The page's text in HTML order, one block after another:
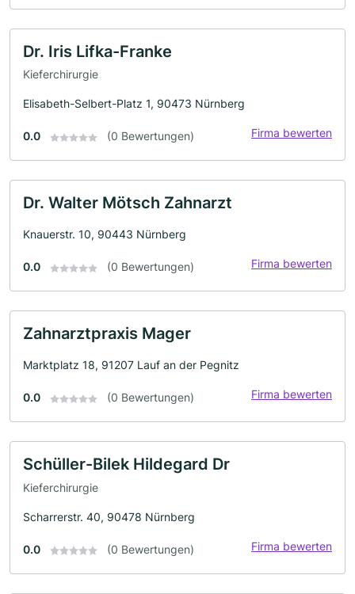
Dr. Iris Lifka-Franke
Kieferchirurgie
Elisabeth-Selbert-Platz 1, 90473 Nürnberg
0.0 (0 Bewertungen) Firma bewerten
Dr. Walter Mötsch Zahnarzt
Knauerstr. 10, 90443 Nürnberg
0.0 (0 Bewertungen) Firma bewerten
Zahnarztpraxis Mager
Marktplatz 18, 91207 Lauf an der Pegnitz
0.0 (0 Bewertungen) Firma bewerten
Schüller-Bilek Hildegard Dr
Kieferchirurgie
Scharrerstr. 40, 90478 Nürnberg
0.0 (0 Bewertungen) Firma bewerten